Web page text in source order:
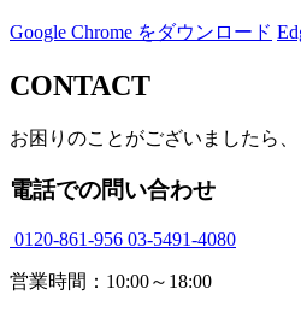
Google Chrome をダウンロード
CONTACT
お困りのことがございましたら
電話での問い合わせ
0120-861-956 03-5491-4080
営業時間：10:00～18:00